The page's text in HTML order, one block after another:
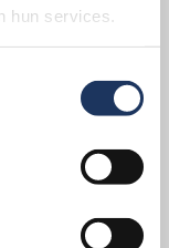
hun services.